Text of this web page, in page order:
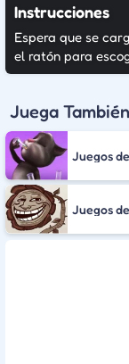
Instrucciones
Espera que se
el ratón para
Juega También
Juegos
Juegos